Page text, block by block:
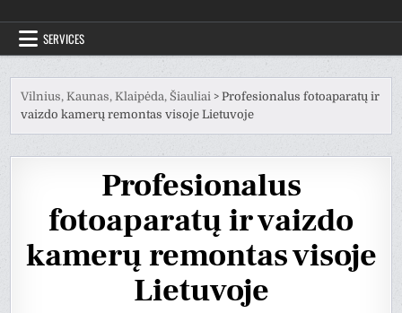
SERVICES
Vilnius, Kaunas, Klaipėda, Šiauliai >Profesionalus fotoaparatų ir
vaizdo kamerų remontas visoje Lietuvoje
Profesionalus
fotoaparatų ir vaizdo
kamerų remontas visoje
Lietuvoje